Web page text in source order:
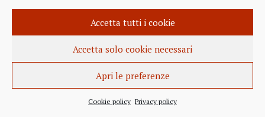
Accetta tutti i cookie
Accetta solo cookie necessari
Apri le preferenze
Cookie policy Privacy policy
INFORMAZIONE 27 APRILE 2022
Istanza per l’abrogazione
dell’obbligo vaccinale al Governo
Italiano e alla Commissione Europea
Europea per l’abrogazione della normativa